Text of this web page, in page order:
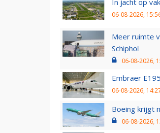
06-08-2026,
Meer ruimte
Schiphol
06-08-2026,
Embraer
06-08-2026,
Boeing krijgt
06-08-2026,